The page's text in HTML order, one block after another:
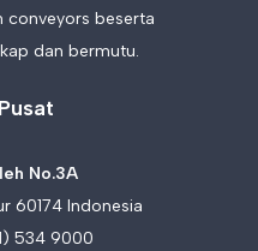
conveyors beserta
dan bermutu.
No.3A
60174 Indonesia
534 9000